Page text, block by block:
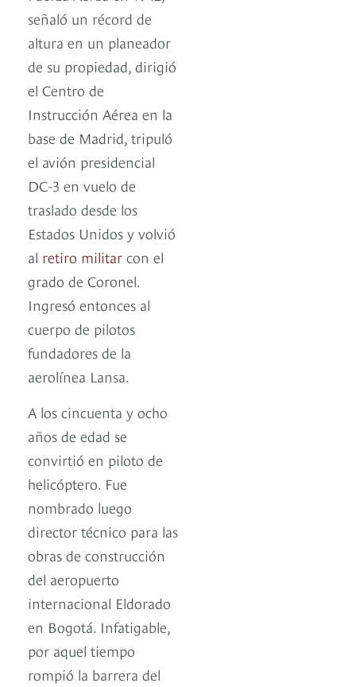
señaló un récord de
altura en un planeador
de su propiedad, dirigió
el Centro de
Instrucción Aérea en la
base de Madrid, tripuló
el avión presidencial
DC-3 en vuelo de
traslado desde los
Estados Unidos y volvió
al retiro militar con el
grado de Coronel.
Ingresó entonces al
cuerpo de pilotos
fundadores de la
aerolínea Lansa.
A los cincuenta y ocho
años de edad se
convirtió en piloto de
helicóptero. Fue
nombrado luego
director técnico para las
obras de construcción
del aeropuerto
internacional Eldorado
en Bogotá. Infatigable,
por aquel tiempo
rompió la barrera del